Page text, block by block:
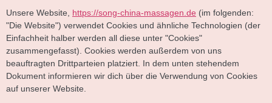
Unsere Website, https://song-china-massagen.de (im folgenden:
"Die Website") verwendet Cookies und ähnliche Technologien (der
Einfachheit halber werden all diese unter "Cookies"
zusammengefasst). Cookies werden außerdem von uns
beauftragten Drittparteien platziert. In dem unten stehendem
Dokument informieren wir dich über die Verwendung von Cookies
auf unserer Website.